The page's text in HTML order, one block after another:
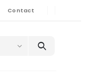
Contact